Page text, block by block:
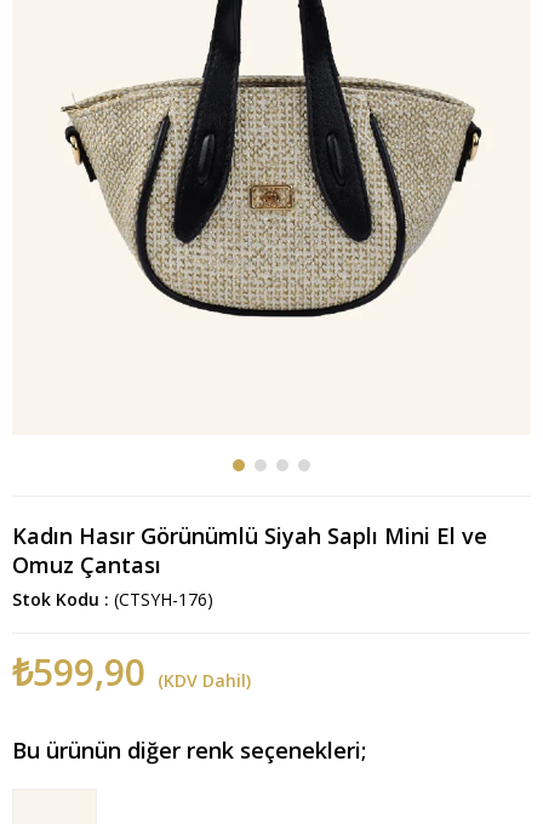
Kadın Hasır Görünümlü Siyah Saplı Mini El ve
Omuz Çantası
Stok Kodu (CTSYH-176)
₺599,90 (KDV Dahil)
Bu ürünün diğer renk seçenekleri;